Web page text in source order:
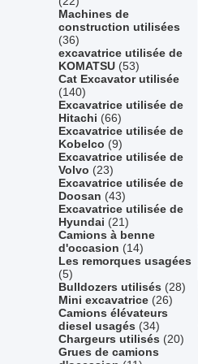
Machines de
construction utilisées
(36)
excavatrice utilisée de
KOMATSU (53)
Cat Excavator utilisée
(140)
Excavatrice utilisée de
Hitachi (66)
Excavatrice utilisée de
Kobelco (9)
Excavatrice utilisée de
Volvo (23)
Excavatrice utilisée de
Doosan (43)
Excavatrice utilisée de
Hyundai (21)
Camions à benne
d'occasion (14)
Les remorques usagées
(5)
Bulldozers utilisés (28)
Mini excavatrice (26)
Camions élévateurs
diesel usagés (34)
Chargeurs utilisés (20)
Grues de camions